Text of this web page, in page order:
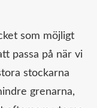
som möjligt
passa på när vi
stockarna
grenarna,